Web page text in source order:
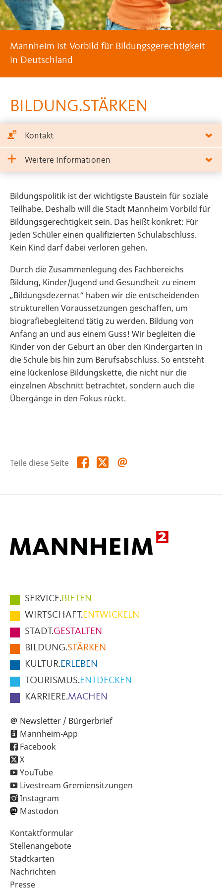
Mannheim ist Vorbild für Bildungsgerechtigkeit
in Deutschland
BILDUNG.STÄRKEN
Kontakt
Weitere Informationen
Bildungspolitik ist der wichtigste Baustein für soziale
Teilhabe. Deshalb will die Stadt Mannheim Vorbild für
Bildungsgerechtigkeit sein. Das heißt konkret: Für
jeden Schüler einen qualifizierten Schulabschluss.
Kein Kind darf dabei verloren gehen.
Durch die Zusammenlegung des Fachbereichs
Bildung, Kinder/Jugend und Gesundheit zu einem
„Bildungsdezernat“ haben wir die entscheidenden
strukturellen Voraussetzungen geschaffen, um
biografiebegleitend tätig zu werden. Bildung von
Anfang an und aus einem Guss! Wir begleiten die
Kinder von der Geburt an über den Kindergarten in
die Schule bis hin zum Berufsabschluss. So entsteht
eine lückenlose Bildungskette, die nicht nur die
einzelnen Abschnitt betrachtet, sondern auch die
Übergänge in den Fokus rückt.
Teile diese Seite Teile
diese
Teile
diese
Hauptmenüpunkte
im
Fußbereich
der
Seite
SERVICE.BIETEN
WIRTSCHAFT.ENTWICKELN
STADT.GESTALTEN
BILDUNG.STÄRKEN
KULTUR.ERLEBEN
TOURISMUS.ENTDECKEN
KARRIERE.MACHEN
Newsletter / Bürgerbrief
Mannheim-App
Facebook
X
YouTube
Livestream Gremiensitzungen
Instagram
Mastodon
Sekundärnavigation
im
Fußbereich
Kontaktformular
Stellenangebote
Stadtkarten
Nachrichten
Presse